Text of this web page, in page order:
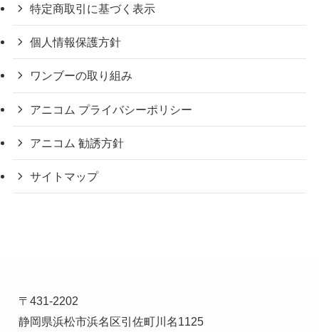
特定商取引に基づく表示
個人情報保護方針
ワンブーの取り組み
アニコム プライバシーポリシー
アニコム 勧誘方針
サイトマップ
〒431-2202
静岡県浜松市浜名区引佐町川名1125